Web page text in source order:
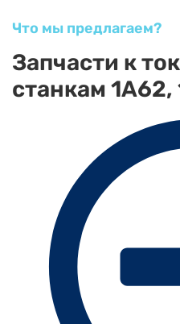
Что мы предлагаем?
Запчасти к
станкам 1А62,